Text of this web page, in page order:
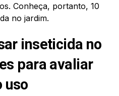
Conheça, portanto, 10
no jardim.
inseticida no
para avaliar
uso